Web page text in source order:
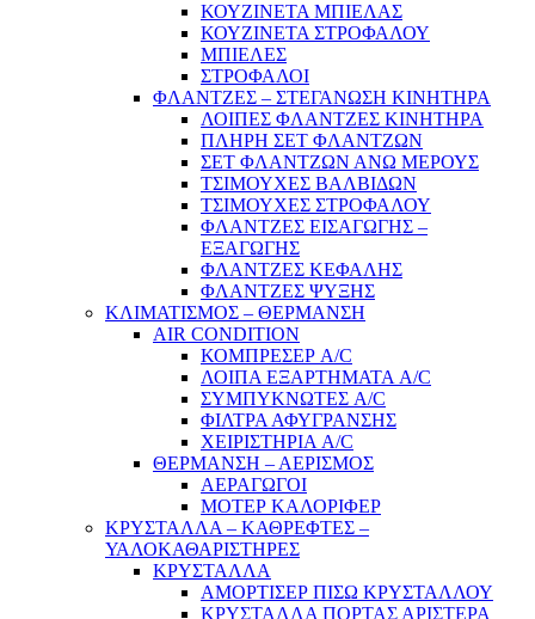
ΚΟΥΖΙΝΕΤΑ ΜΠΙΕΛΑΣ
ΚΟΥΖΙΝΕΤΑ ΣΤΡΟΦΑΛΟΥ
ΜΠΙΕΛΕΣ
ΣΤΡΟΦΑΛΟΙ
ΦΛΑΝΤΖΕΣ – ΣΤΕΓΑΝΩΣΗ ΚΙΝΗΤΗΡΑ
ΛΟΙΠΕΣ ΦΛΑΝΤΖΕΣ ΚΙΝΗΤΗΡΑ
ΠΛΗΡΗ ΣΕΤ ΦΛΑΝΤΖΩΝ
ΣΕΤ ΦΛΑΝΤΖΩΝ ΑΝΩ ΜΕΡΟΥΣ
ΤΣΙΜΟΥΧΕΣ ΒΑΛΒΙΔΩΝ
ΤΣΙΜΟΥΧΕΣ ΣΤΡΟΦΑΛΟΥ
ΦΛΑΝΤΖΕΣ ΕΙΣΑΓΩΓΗΣ –
ΕΞΑΓΩΓΗΣ
ΦΛΑΝΤΖΕΣ ΚΕΦΑΛΗΣ
ΦΛΑΝΤΖΕΣ ΨΥΞΗΣ
ΚΛΙΜΑΤΙΣΜΟΣ – ΘΕΡΜΑΝΣΗ
AIR CONDITION
ΚΟΜΠΡΕΣΕΡ A/C
ΛΟΙΠΑ ΕΞΑΡΤΗΜΑΤΑ A/C
ΣΥΜΠΥΚΝΩΤΕΣ A/C
ΦΙΛΤΡΑ ΑΦΥΓΡΑΝΣΗΣ
ΧΕΙΡΙΣΤΗΡΙΑ A/C
ΘΕΡΜΑΝΣΗ – ΑΕΡΙΣΜΟΣ
ΑΕΡΑΓΩΓΟΙ
ΜΟΤΕΡ ΚΑΛΟΡΙΦΕΡ
ΚΡΥΣΤΑΛΛΑ – ΚΑΘΡΕΦΤΕΣ –
ΥΑΛΟΚΑΘΑΡΙΣΤΗΡΕΣ
ΚΡΥΣΤΑΛΛΑ
ΑΜΟΡΤΙΣΕΡ ΠΙΣΩ ΚΡΥΣΤΑΛΛΟΥ
ΚΡΥΣΤΑΛΛΑ ΠΟΡΤΑΣ ΑΡΙΣΤΕΡΑ